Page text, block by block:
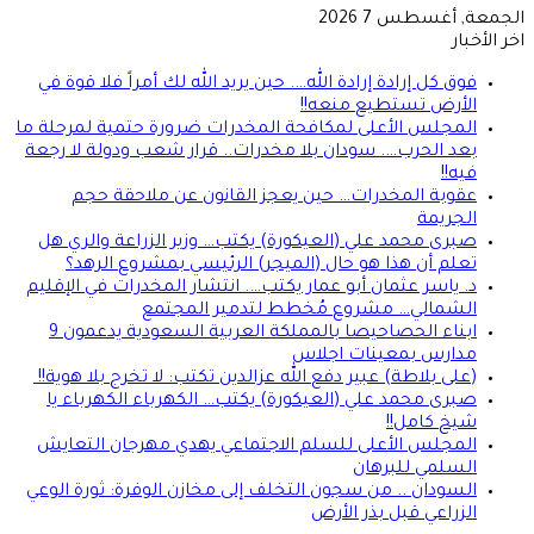
الجمعة, أغسطس 7 2026
اخر الأخبار
فوق كل إرادة إرادة الله…. حين يريد الله لك أمراً فلا قوة في
الأرض تستطيع منعه!!
المجلس الأعلى لمكافحة المخدرات ضرورة حتمية لمرحلة ما
بعد الحرب…. سودان بلا مخدرات.. قرار شعب ودولة لا رجعة
فيه!!
عقوبة المخدرات… حين يعجز القانون عن ملاحقة حجم
الجريمة
صبرى محمد علي (العيكورة) يكتب… وزير الزراعة والري هل
تعلم أن هذا هو حال (الميجر) الرئيسي بمشروع الرهد؟
د. ياسر عثمان أبو عمار يكتب…. انتشار المخدرات في الإقليم
الشمالي… مشروع مُخطط لتدمير المجتمع
ابناء الحصاحيصا بالمملكة العربية السعودية يدعمون 9
مدارس بمعينات اجلاس
(على بلاطة) عبير دفع الله عزالدين تكتب: لا تخرج بلا هوية!!
صبرى محمد علي (العيكورة) يكتب… الكهرباء الكهرباء يا
شيخ كامل!!
المجلس الأعلى للسلم الاجتماعي يهدي مهرجان التعايش
السلمي للبرهان
السودان .. من سجون التخلف إلى مخازن الوفرة: ثورة الوعي
الزراعي قبل بذر الأرض